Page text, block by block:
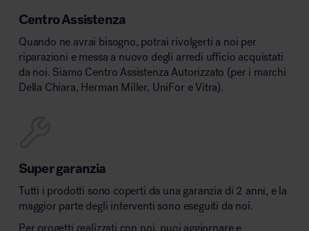
Centro Assistenza
Quando ne avrai bisogno, potrai rivolgerti a noi per
riparazioni e messa a nuovo degli arredi ufficio acquistati
da noi. Siamo Centro Assistenza Autorizzato (per i marchi
Della Chiara, Herman Miller, UniFor e Vitra).
Super garanzia
Tutti i prodotti sono coperti da una garanzia di 2 anni, e la
maggior parte degli interventi sono eseguiti da noi.
Per progetti realizzati con noi, puoi aggiornare e